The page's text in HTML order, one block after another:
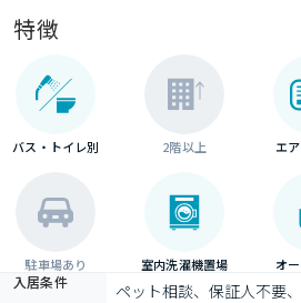
特徴
バス・トイレ別 2階以上 エ
駐車場あり 室内洗濯機置場 オ
入居条件
ペット相談、保証人不要